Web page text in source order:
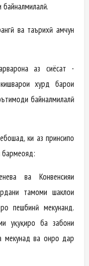
байналмилалӣ.
ва таърихӣ ҳамчун
аз сиёсат -
хурд барои
байналмилалӣ
ки аз принсипҳо
бармеояд:
ва Конвенсияи
тамоми шаклҳои
пешбинӣ мекунанд.
ҳуқуқиро ба забони
мекунад ва онро дар